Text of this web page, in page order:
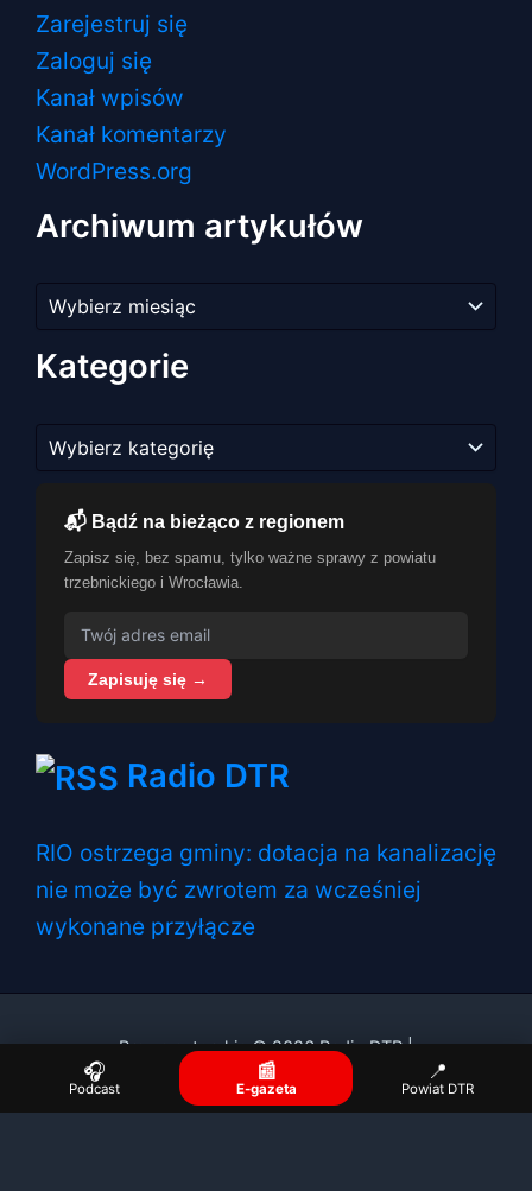
Zarejestruj się
Zaloguj się
Kanał wpisów
Kanał komentarzy
WordPress.org
Archiwum artykułów
artykułów
Kategorie
📬 Bądź na bieżąco z regionem
Zapisz się, bez spamu, tylko ważne sprawy z powiatu
trzebnickiego i Wrocławia.
Zapisuję się →
Radio DTR
RIO ostrzega gminy: dotacja na kanalizację
nie może być zwrotem za wcześniej
wykonane przyłącze
Prawa autorskie © 2026 Radio DTR |
🎧
Podcast
📰
E-gazeta
📍
Powiat DTR